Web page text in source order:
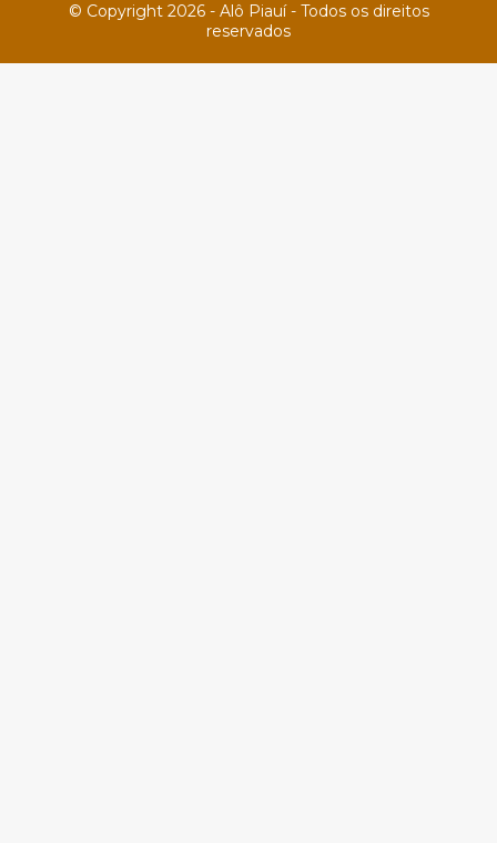
© Copyright 2026 - Alô Piauí - Todos os direitos
reservados